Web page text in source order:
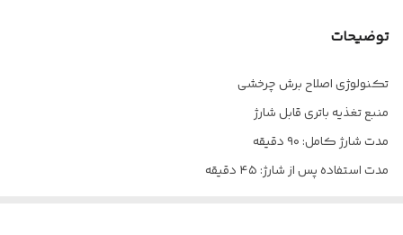
توضیحات
تکنولوژی اصلاح برش چرخشی
منبع تغذیه باتری قابل شارژ
مدت شارژ کامل: ۹۰ دقیقه
مدت استفاده پس از شارژ: ۴۵ دقیقه